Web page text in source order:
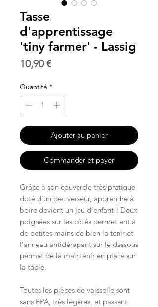
Tasse
d'apprentissage
'tiny farmer' - Lassig
10,90 €Prix
Quantité *
Ajouter au panier
Commander et payer
Grâce à son couvercle très pratique
doté d'un bec verseur, apprendre à
boire devient un jeu d’enfant ! Deux
poignées sur les côtés permettent à
de petites mains de bien la tenir et
l’anneau antidérapant sur le dessous
permet de la maintenir en place sur
la table.
Toutes les pièces de vaisselle sont
sans BPA, très légères, et passent